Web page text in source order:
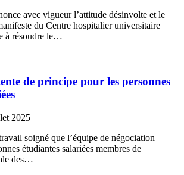
avec vigueur l’attitude désinvolte et le
du Centre hospitalier universitaire
à résoudre le…
de principe pour les personnes
2025
soigné que l’équipe de négociation
étudiantes salariées membres de
des…